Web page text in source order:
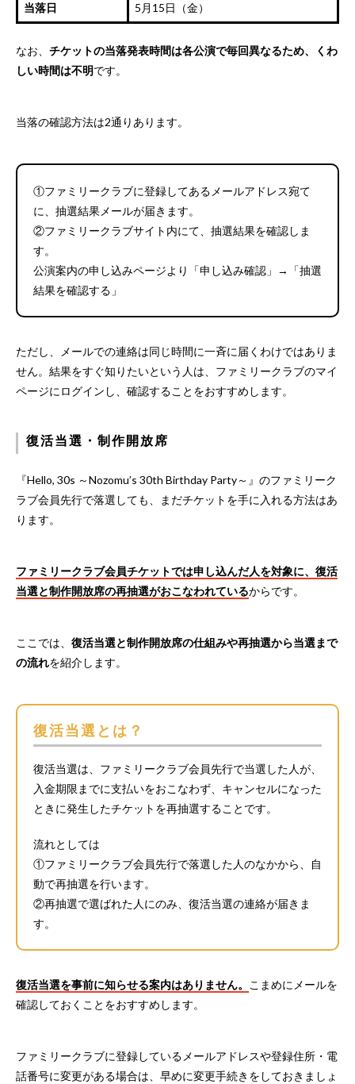
当落日 5月15日（金）
なお、 チケットの当落発表時間は各公演で毎回異なるため、くわ
しい時間は不明です。
当落の確認方法は2通りあります。
①ファミリークラブに登録してあるメールアドレス宛て
に、抽選結果メールが届きます。
②ファミリークラブサイト内にて、抽選結果を確認しま
す。
公演案内の申し込みページより「申し込み確認」→「抽選
結果を確認する」
ただし、メールでの連絡は同じ時間に一斉に届くわけではありま
せん。結果をすぐ知りたいという人は、ファミリークラブのマイ
ページにログインし、確認することをおすすめします。
復活当選・制作開放席
『Hello, 30s ～Nozomu’s 30th Birthday Party～』のファミリーク
ラブ会員先行で落選しても、まだチケットを手に入れる方法はあ
ります。
ファミリークラブ会員チケットでは申し込んだ人を対象に、復活
当選と制作開放席の再抽選がおこなわれているからです。
ここでは、 復活当選と制作開放席の仕組みや再抽選から当選まで
の流れを紹介します。
復活当選とは？
復活当選は、ファミリークラブ会員先行で当選した人が、
入金期限までに支払いをおこなわず、キャンセルになった
ときに発生したチケットを再抽選することです。
流れとしては
①ファミリークラブ会員先行で落選した人のなかから、自
動で再抽選を行います。
②再抽選で選ばれた人にのみ、復活当選の連絡が届きま
す。
復活当選を事前に知らせる案内はありません。
こまめにメールを
確認しておくことをおすすめします。
ファミリークラブに登録しているメールアドレスや登録住所・電
話番号に変更がある場合は、早めに変更手続きをしておきましょ